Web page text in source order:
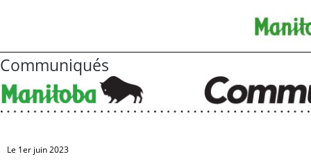
Communiqués
Le 1er juin 2023